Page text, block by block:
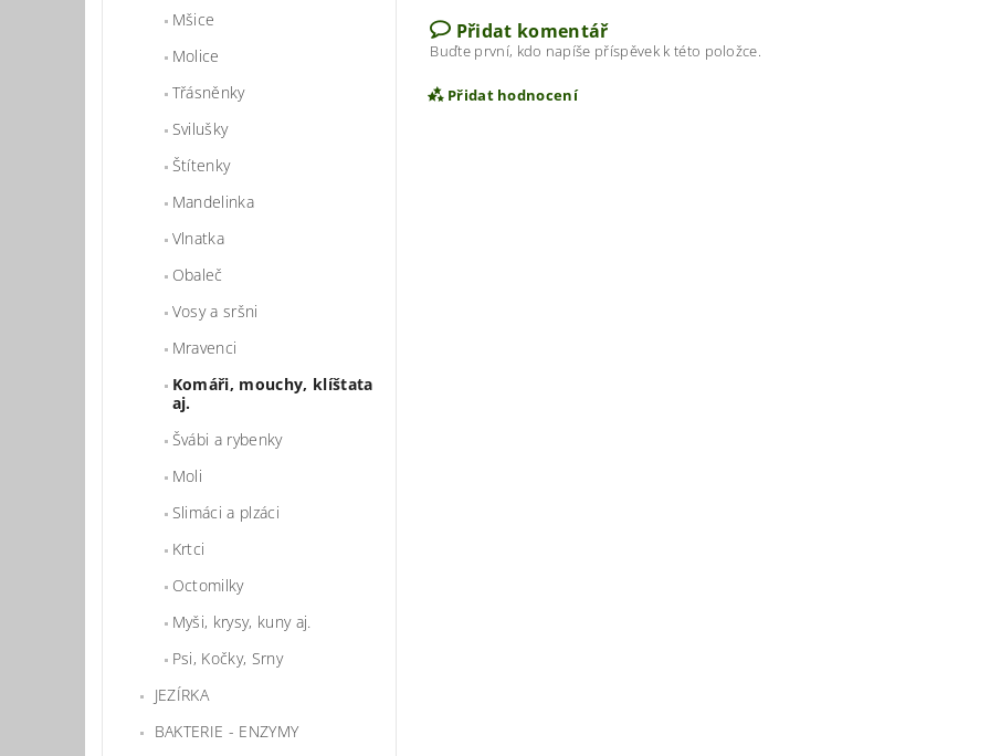
Mšice
Molice
Třásněnky
Svilušky
Štítenky
Mandelinka
Vlnatka
Obaleč
Vosy a sršni
Mravenci
Komáři, mouchy, klíštata
aj.
Švábi a rybenky
Moli
Slimáci a plzáci
Krtci
Octomilky
Myši, krysy, kuny aj.
Psi, Kočky, Srny
JEZÍRKA
BAKTERIE - ENZYMY
Přidat komentář
Buďte první, kdo napíše příspěvek k této položce.
Přidat hodnocení